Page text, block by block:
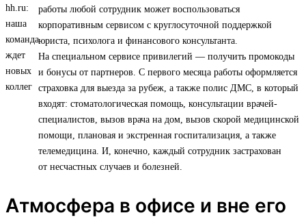
работы любой сотрудник может воспользоваться
корпоративным сервисом с круглосуточной поддержкой
юриста, психолога и финансового консультанта.
На специальном сервисе привилегий — получить промокоды
и бонусы от партнеров. С первого месяца работы оформляется
страховка для выезда за рубеж, а также полис ДМС, в который
входят: стоматологическая помощь, консультации врачей-
специалистов, вызов врача на дом, вызов скорой медицинской
помощи, плановая и экстренная госпитализация, а также
телемедицина. И, конечно, каждый сотрудник застрахован
от несчастных случаев и болезней.
Атмосфера в офисе и вне его